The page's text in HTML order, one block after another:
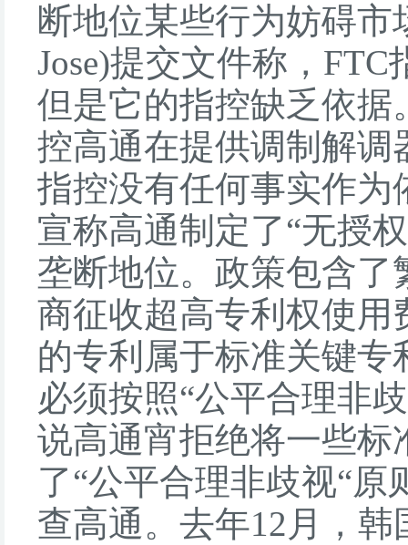
断地位某些行为妨碍市
Jose)提交文件称，
但是它的指控缺乏依据
控高通在提供调制解
指控没有任何事实作为
宣称高通制定了“无授
垄断地位。政策包含
商征收超高专利权使用
的专利属于标准关键
必须按照“公平合理非
说高通宵拒绝将一些
了“公平合理非歧视“
查高通。去年12月，